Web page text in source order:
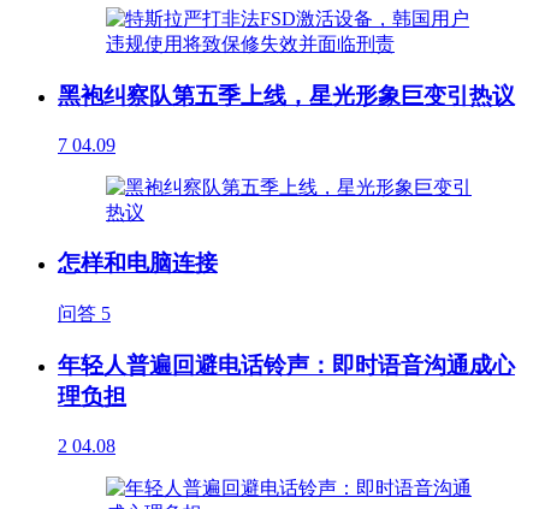
黑袍纠察队第五季上线，星光形象巨变引热议
7 04.09
怎样和电脑连接
问答 5
年轻人普遍回避电话铃声：即时语音沟通成心
理负担
2 04.08